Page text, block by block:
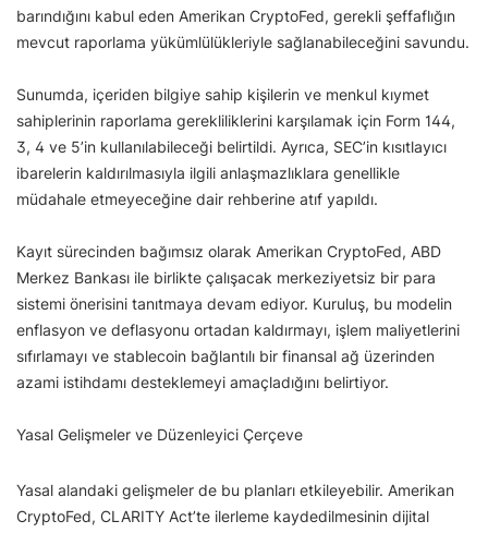
barındığını kabul eden Amerikan CryptoFed, gerekli şeffaflığın
mevcut raporlama yükümlülükleriyle sağlanabileceğini savundu.
Sunumda, içeriden bilgiye sahip kişilerin ve menkul kıymet
sahiplerinin raporlama gerekliliklerini karşılamak için Form 144,
3, 4 ve 5’in kullanılabileceği belirtildi. Ayrıca, SEC’in kısıtlayıcı
ibarelerin kaldırılmasıyla ilgili anlaşmazlıklara genellikle
müdahale etmeyeceğine dair rehberine atıf yapıldı.
Kayıt sürecinden bağımsız olarak Amerikan CryptoFed, ABD
Merkez Bankası ile birlikte çalışacak merkeziyetsiz bir para
sistemi önerisini tanıtmaya devam ediyor. Kuruluş, bu modelin
enflasyon ve deflasyonu ortadan kaldırmayı, işlem maliyetlerini
sıfırlamayı ve stablecoin bağlantılı bir finansal ağ üzerinden
azami istihdamı desteklemeyi amaçladığını belirtiyor.
Yasal Gelişmeler ve Düzenleyici Çerçeve
Yasal alandaki gelişmeler de bu planları etkileyebilir. Amerikan
CryptoFed, CLARITY Act’te ilerleme kaydedilmesinin dijital